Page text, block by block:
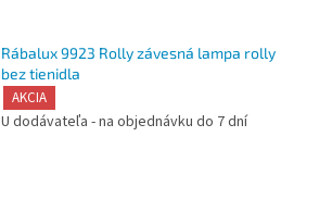
Rábalux 9923 Rolly závesná lampa rolly
bez tienidla
AKCIA
U dodávateľa - na objednávku do 7 dní